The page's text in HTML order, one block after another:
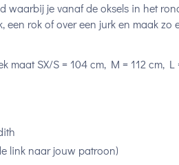
waarbij je vanaf de oksels in het
een rok of over een jurk en maak zo
maat SX/S = 104 cm, M = 112 cm, L
link naar jouw patroon)